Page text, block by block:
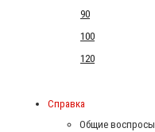
90
100
120
Справка
Общие воспросы